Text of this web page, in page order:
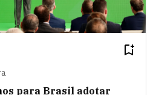
para Brasil adotar